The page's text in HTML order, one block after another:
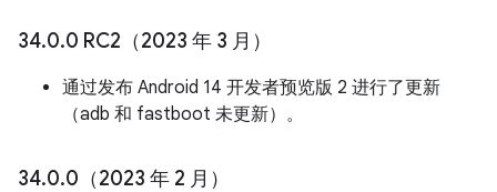
34.0.0 RC2（2023 年 3 月）
通过发布 Android 14 开发者预览版 2 进行了更新
（adb 和 fastboot 未更新）。
34.0.0（2023 年 2 月）